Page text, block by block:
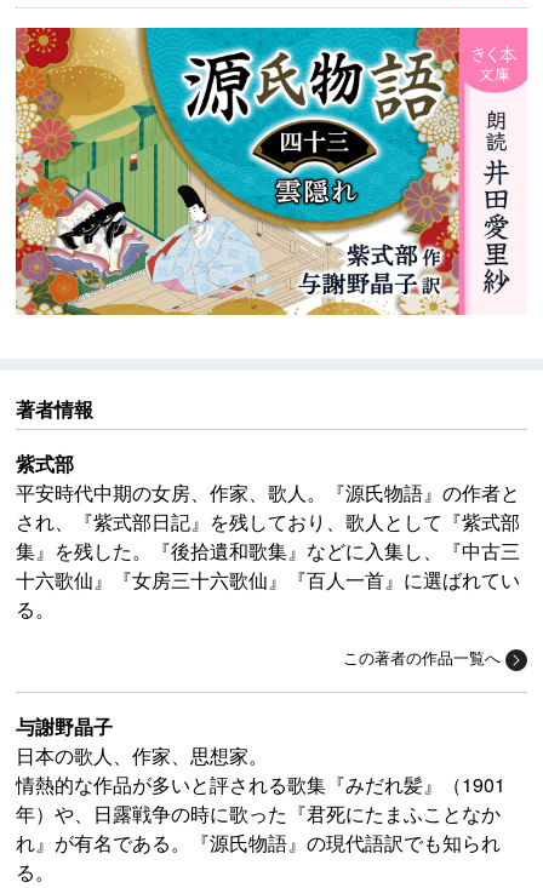
著者情報
紫式部
平安時代中期の女房、作家、歌人。『源氏物語』の作者と
され、『紫式部日記』を残しており、歌人として『紫式部
集』を残した。『後拾遺和歌集』などに入集し、『中古三
十六歌仙』『女房三十六歌仙』『百人一首』に選ばれてい
る。
この著者の作品一覧へ
与謝野晶子
日本の歌人、作家、思想家。
情熱的な作品が多いと評される歌集『みだれ髪』（1901
年）や、日露戦争の時に歌った『君死にたまふことなか
れ』が有名である。『源氏物語』の現代語訳でも知られ
る。